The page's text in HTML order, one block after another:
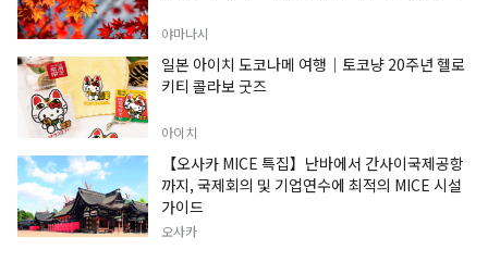
야마나시
일본 아이치 도코나메 여행｜토코냥 20주년 헬로
키티 콜라보 굿즈
아이치
【오사카 MICE 특집】난바에서 간사이국제공항
까지, 국제회의 및 기업연수에 최적의 MICE 시설
가이드
오사카